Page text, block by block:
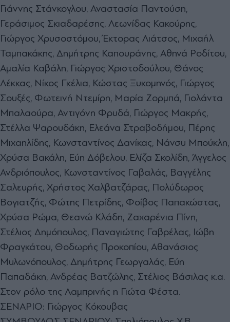
Γιάννης Στάνκογλου, Αναστασία Παντούση,
Γεράσιμος Σκιαδαρέσης, Λεωνίδας Κακούρης,
Γιώργος Χρυσοστόμου, Έκτορας Λιάτσος, Μιχαήλ
Ταμπακάκης, Δημήτρης Καπουράνης, Αθηνά Ροδίτου,
Αμαλία Καβάλη, Γιώργος Χριστοδούλου, Θάνος
Λέκκας, Νίκος Γκέλια, Κώστας Ξυκομηνός, Γιώργος
Σουξές, Φωτεινή Ντεμίρη, Μαρία Ζορμπά, Γιολάντα
Μπαλαούρα, Αντιγόνη Φρυδά, Γιώργος Μακρής,
Στέλλα Ψαρουδάκη, Ελεάνα Στραβοδήμου, Πέρης
Μιχαηλίδης, Κωνσταντίνος Δανίκας, Νάνσυ Μπούκλη,
Χρύσα Βακάλη, Εύη Δόβελου, Ελίζα Σκολίδη, Άγγελος
Ανδριόπουλος, Κωνσταντίνος Γαβαλάς, Βαγγέλης
Σαλευρής, Χρήστος Χαλβατζάρας, Πολύδωρος
Βογιατζής, Φώτης Πετρίδης, Φοίβος Παπακώστας,
Χρύσα Ρώμα, Θεανώ Κλάδη, Ζαχαρένια Πίνη,
Στέλιος Δημόπουλος, Παναγιώτης Γαβρέλας, Ιώβη
Φραγκάτου, Θοδωρής Προκοπίου, Αθανάσιος
Μυλωνόπουλος, Δημήτρης Γεωργαλάς, Εύη
Παπαδάκη, Ανδρέας Βατζώλης, Στέλιος Βάσιλας κ.α.
Στον ρόλο της Λαμπρινής η Γιώτα Φέστα.
ΣΕΝΑΡΙΟ: Γιώργος Κόκουβας